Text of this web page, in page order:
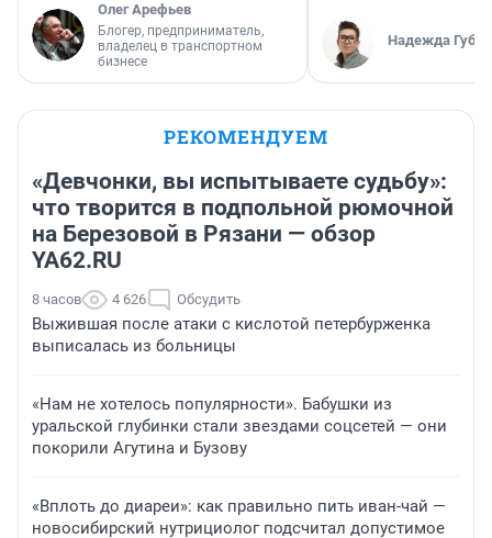
Олег Арефьев
Блогер, предприниматель,
владелец в транспортном
бизнесе
Надежда
РЕКОМЕНДУЕМ
«Девчонки, вы испытываете судьбу»:
что творится в подпольной рюмочной
на Березовой в Рязани — обзор
YA62.RU
8 часов 4 626 Обсудить
Выжившая после атаки с кислотой петербурженка
выписалась из больницы
«Нам не хотелось популярности». Бабушки из
уральской глубинки стали звездами соцсетей — они
покорили Агутина и Бузову
«Вплоть до диареи»: как правильно пить иван-чай —
новосибирский нутрициолог подсчитал допустимое